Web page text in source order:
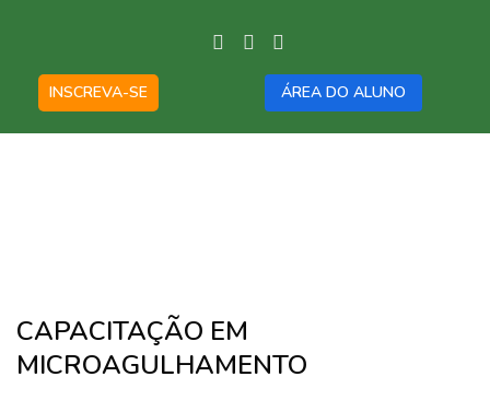
INSCREVA-SE ÁREA DO ALUNO
CAPACITAÇÃO EM
MICROAGULHAMENTO